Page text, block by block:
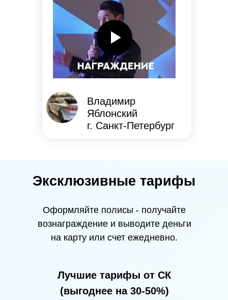
Владимир
Яблонский
г. Санкт-Петербург
Эксклюзивные тарифы
Оформляйте полисы - получайте
вознаграждение и выводите деньги
на карту или счет ежедневно.
Лучшие тарифы от СК
(выгоднее на 30-50%)